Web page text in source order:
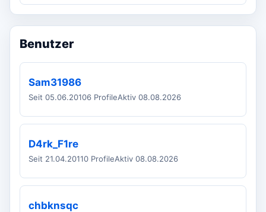
Benutzer
Sam31986
Seit 05.06.20106 ProfileAktiv 08.08.2026
D4rk_F1re
Seit 21.04.20110 ProfileAktiv 08.08.2026
chbknsqc